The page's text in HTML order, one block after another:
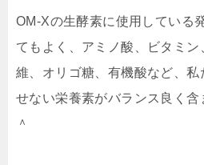
OM-Xの生酵素に使用している
てもよく、アミノ酸、ビタミ
維、オリゴ糖、有機酸など、
せない栄養素がバランス良く含
＾